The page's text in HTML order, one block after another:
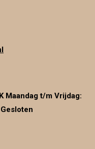
Maandag t/m Vrijdag: